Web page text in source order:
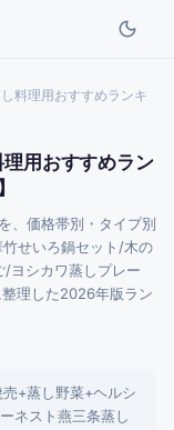
料理用おすすめランキ
用おすすめラン
、価格帯別・タイプ別
せいろ鍋セット/木の
/ヨシカワ蒸しプレー
理した2026年版ラン
+蒸し野菜+ヘルシ
ネスト燕三条蒸し